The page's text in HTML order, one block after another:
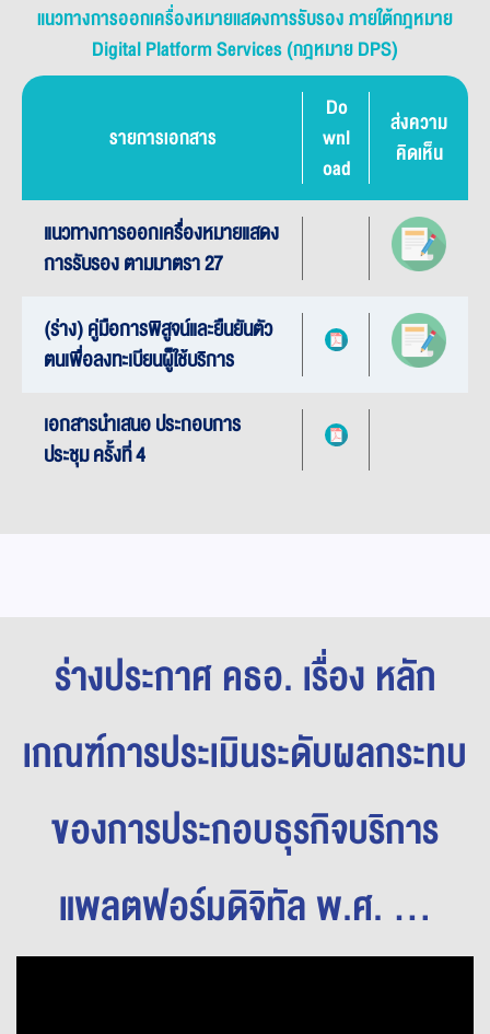
แนวทางการออกเครื่องหมายแสดงการรับรอง ภายใต้กฎหมาย
Digital Platform Services (กฎหมาย DPS)
รายการเอกสาร
Do
wnl
oad
ส่งความ
คิดเห็น
แนวทางการออกเครื่องหมายแสดง
การรับรอง ตามมาตรา 27
(ร่าง) คู่มือการพิสูจน์และยืนยันตัว
ตนเพื่อลงทะเบียนผู็ใช้บริการ
เอกสารนำเสนอ ประกอบการ
ประชุม ครั้งที่ 4
ร่างประกาศ คธอ. เรื่อง หลัก
เกณฑ์การประเมินระดับผลกระทบ
ของการประกอบธุรกิจบริการ
แพลตฟอร์มดิจิทัล พ.ศ. ...